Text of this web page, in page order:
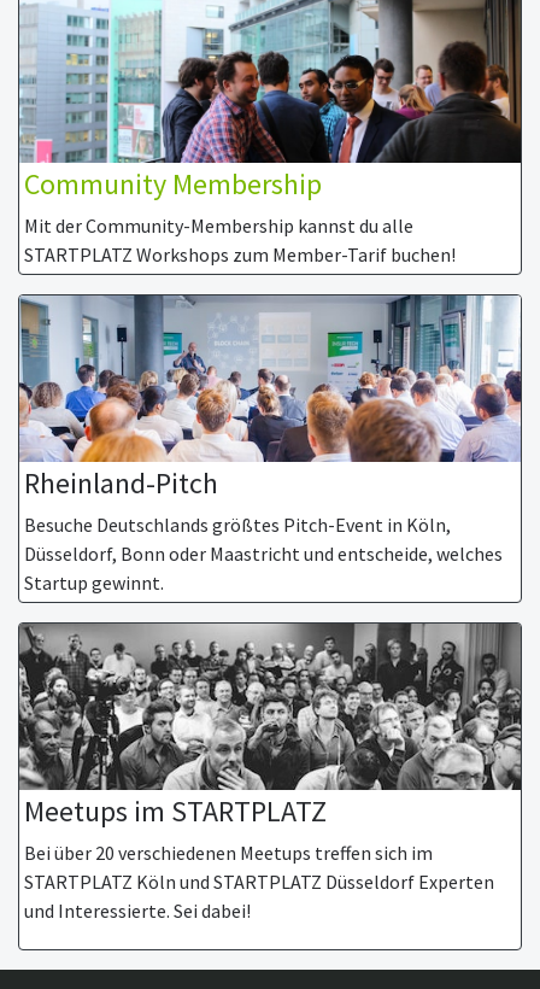
Community Membership
Mit der Community-Membership kannst du alle
STARTPLATZ Workshops zum Member-Tarif buchen!
Rheinland-Pitch
Besuche Deutschlands größtes Pitch-Event in Köln,
Düsseldorf, Bonn oder Maastricht und entscheide, welches
Startup gewinnt.
Meetups im STARTPLATZ
Bei über 20 verschiedenen Meetups treffen sich im
STARTPLATZ Köln und STARTPLATZ Düsseldorf Experten
und Interessierte. Sei dabei!